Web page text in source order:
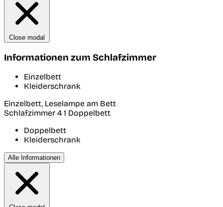
Close modal
Informationen zum Schlafzimmer
Einzelbett
Kleiderschrank
Einzelbett, Leselampe am Bett
Schlafzimmer 4 1 Doppelbett
Doppelbett
Kleiderschrank
Alle Informationen